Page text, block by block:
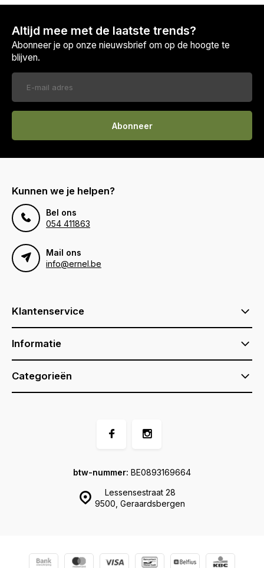
Altijd mee met de laatste trends?
Abonneer je op onze nieuwsbrief om op de hoogte te
blijven.
Abonneer
Kunnen we je helpen?
Bel ons
054 411863
Mail ons
info@ernel.be
Klantenservice
Informatie
Categorieën
Lessensestraat 28
9500, Geraardsbergen
btw-nummer: BE0893169664